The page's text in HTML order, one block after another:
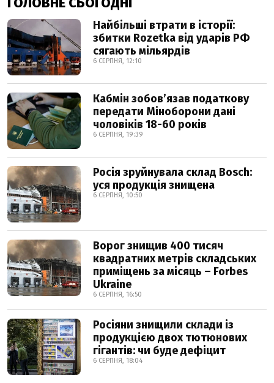
Найбільші втрати в історії:
збитки Rozetka від ударів РФ
сягають мільярдів
6 СЕРПНЯ, 12:10
Кабмін зобовʼязав податкову
передати Міноборони дані
чоловіків 18-60 років
6 СЕРПНЯ, 19:39
Росія зруйнувала склад Bosch:
уся продукція знищена
6 СЕРПНЯ, 10:50
Ворог знищив 400 тисяч
квадратних метрів складських
приміщень за місяць – Forbes
Ukraine
6 СЕРПНЯ, 16:50
Росіяни знищили склади із
продукцією двох тютюнових
гігантів: чи буде дефіцит
6 СЕРПНЯ, 18:04